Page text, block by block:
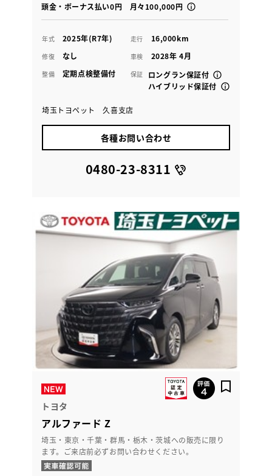
頭金・ボーナス払い0円 月々100,000円
年式 2025年(R7年) 走行 16,000km
修復 なし 車検 2028年 4月
整備 定期点検整備付 保証
ロングラン保証付
ハイブリッド保証付
埼玉トヨペット 久喜支店
各種お問い合わせ
0480-23-8311
トヨタ
アルファード Z
埼玉・東京・千葉・群馬・栃木・茨城への販売に限り
ます。ご来店前必ずお問い合わせください。